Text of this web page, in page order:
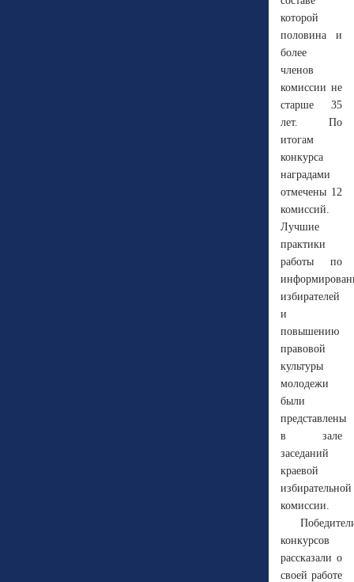
которой
половина и
более
членов
комиссии не
старше 35
лет. По
итогам
конкурса
наградами
отмечены 12
комиссий.
Лучшие
практики
работы по
избирателей
и
повышению
правовой
культуры
молодежи
были
представлены
в зале
заседаний
краевой
избирательной
комиссии.
конкурсов
рассказали о
своей работе